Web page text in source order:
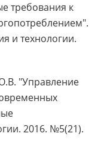
требования к
и технологии.
"Управление
2016. №5(21).